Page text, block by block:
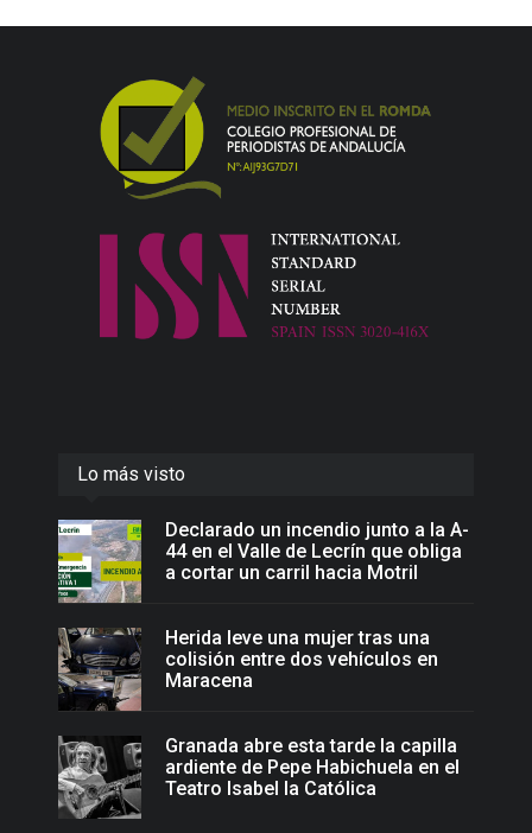
Lo más visto
Declarado un incendio junto a la A-
44 en el Valle de Lecrín que obliga
a cortar un carril hacia Motril
Herida leve una mujer tras una
colisión entre dos vehículos en
Maracena
Granada abre esta tarde la capilla
ardiente de Pepe Habichuela en el
Teatro Isabel la Católica